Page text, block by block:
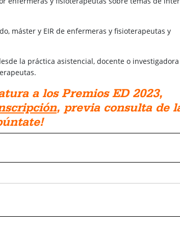
máster y EIR de enfermeras y fisioterapeutas y
la práctica asistencial, docente o
a los Premios ED 2023,
, previa consulta de